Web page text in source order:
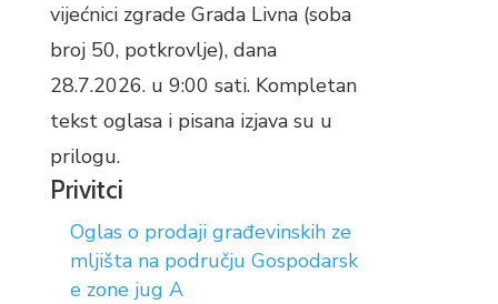
vijećnici zgrade Grada Livna (soba
broj 50, potkrovlje), dana
28.7.2026. u 9:00 sati. Kompletan
tekst oglasa i pisana izjava su u
prilogu.
Privitci
Oglas o prodaji građevinskih ze
mljišta na području Gospodarsk
e zone jug A